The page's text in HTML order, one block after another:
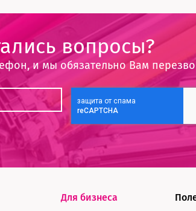
вопросы?
и мы обязательно Вам
Для бизнеса